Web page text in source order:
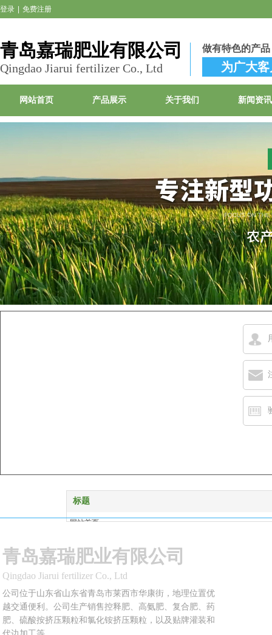
做有特色的产
为广大
青岛嘉瑞肥业有限公司
Qingdao Jiarui fertilizer Co., Ltd
登录 免费注册
网站首页 产品展示 关于我们 新闻资讯
标题
网站首页
关于我们
新闻资讯
在线留言
联系我们
青岛嘉瑞肥业有限公司
Qingdao Jiarui fertilizer Co., Ltd
公司位于山东省山东省青岛市莱西市华康街，地理位置优
越交通便利。公司生产销售控释肥、高氨肥、复合肥、药
肥、硫酸按挤压颗粒和氯化铵挤压颗粒，以及贴牌灌装和